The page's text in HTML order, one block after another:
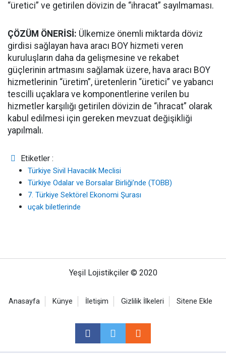
“üretici” ve getirilen dövizin de “ihracat” sayılmaması.
ÇÖZÜM ÖNERİSİ: Ülkemize önemli miktarda döviz
girdisi sağlayan hava aracı BOY hizmeti veren
kuruluşların daha da gelişmesine ve rekabet
güçlerinin artmasını sağlamak üzere, hava aracı BOY
hizmetlerinin “üretim”, üretenlerin “üretici” ve yabancı
tescilli uçaklara ve komponentlerine verilen bu
hizmetler karşılığı getirilen dövizin de “ihracat” olarak
kabul edilmesi için gereken mevzuat değişikliği
yapılmalı.
Etiketler :
Türkiye Sivil Havacılık Meclisi
Türkiye Odalar ve Borsalar Birliği’nde (TOBB)
7. Türkiye Sektörel Ekonomi Şurası
uçak biletlerinde
Yeşil Lojistikçiler © 2020
Anasayfa Künye İletişim Gizlilik İlkeleri Sitene Ekle